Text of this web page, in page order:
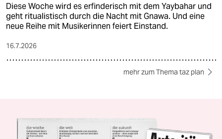
Diese Woche wird es erfinderisch mit dem Yaybahar und
geht ritualistisch durch die Nacht mit Gnawa. Und eine
neue Reihe mit Musikerinnen feiert Einstand.
16.7.2026
mehr zum Thema taz plan